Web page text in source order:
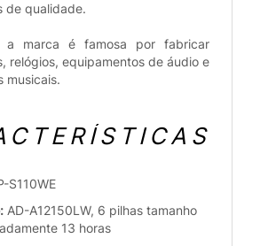
de qualidade.
a marca é famosa por fabricar
relógios, equipamentos de áudio e
musicais.
S110WE
AD-A12150LW, 6 pilhas tamanho
13 horas